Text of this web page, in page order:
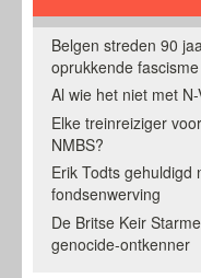
Belgen streden 90
oprukkende fascisme
Al wie het niet met N-
Elke treinreiziger
NMBS?
Erik Todts gehuldigd
fondsenwerving
De Britse Keir
genocide-ontkenner